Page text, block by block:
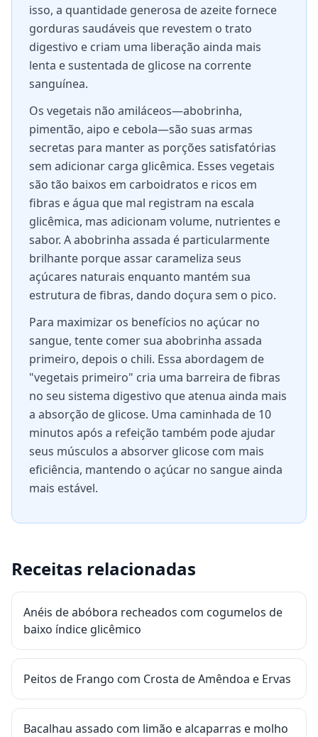
isso, a quantidade generosa de azeite fornece
gorduras saudáveis que revestem o trato
digestivo e criam uma liberação ainda mais
lenta e sustentada de glicose na corrente
sanguínea.
Os vegetais não amiláceos—abobrinha,
pimentão, aipo e cebola—são suas armas
secretas para manter as porções satisfatórias
sem adicionar carga glicêmica. Esses vegetais
são tão baixos em carboidratos e ricos em
fibras e água que mal registram na escala
glicêmica, mas adicionam volume, nutrientes e
sabor. A abobrinha assada é particularmente
brilhante porque assar carameliza seus
açúcares naturais enquanto mantém sua
estrutura de fibras, dando doçura sem o pico.
Para maximizar os benefícios no açúcar no
sangue, tente comer sua abobrinha assada
primeiro, depois o chili. Essa abordagem de
"vegetais primeiro" cria uma barreira de fibras
no seu sistema digestivo que atenua ainda mais
a absorção de glicose. Uma caminhada de 10
minutos após a refeição também pode ajudar
seus músculos a absorver glicose com mais
eficiência, mantendo o açúcar no sangue ainda
mais estável.
Receitas relacionadas
Anéis de abóbora recheados com cogumelos de
baixo índice glicêmico
Peitos de Frango com Crosta de Amêndoa e Ervas
Bacalhau assado com limão e alcaparras e molho